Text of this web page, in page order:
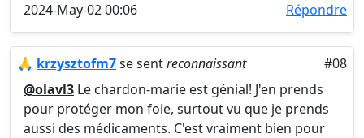
2024-May-02 00:06
Répondre
🙏 krzysztofm7se sentreconnaissant
#08
@olavl3 Le chardon-marie est génial! J'en prends
pour protéger mon foie, surtout vu que je prends
aussi des médicaments. C'est vraiment bien pour